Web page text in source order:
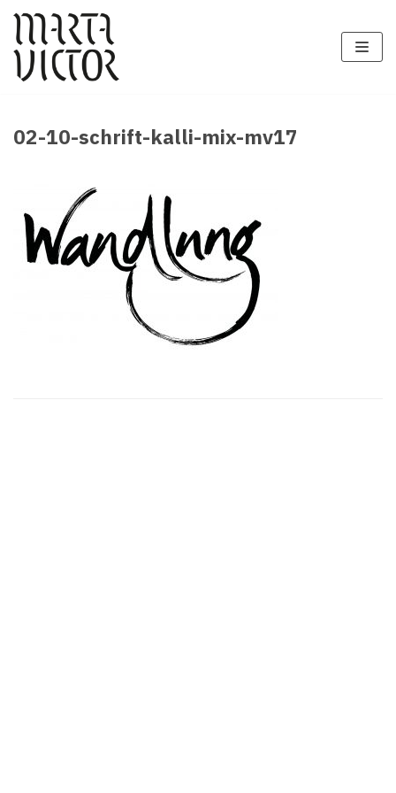
Zum
Inhalt
springen
02-10-schrift-kalli-mix-mv17